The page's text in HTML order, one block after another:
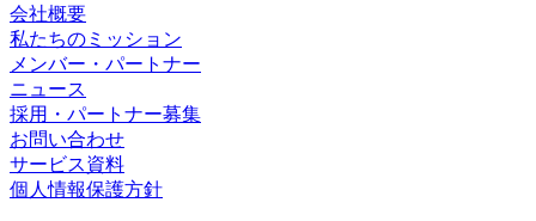
会社概要
私たちのミッション
メンバー・パートナー
ニュース
採用・パートナー募集
お問い合わせ
サービス資料
個人情報保護方針